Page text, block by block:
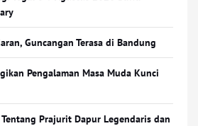
Guncangan Terasa di Bandung
Pengalaman Masa Muda Kunci
Prajurit Dapur Legendaris dan